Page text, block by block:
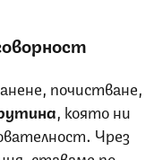
почистване,
, която ни
Чрез